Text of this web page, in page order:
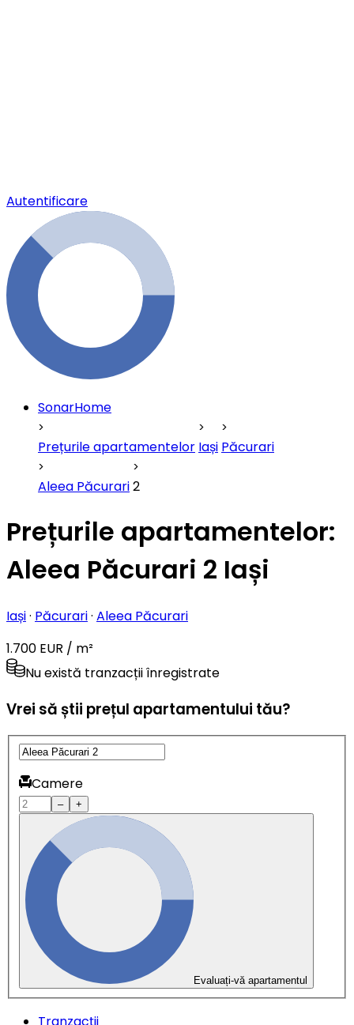
Autentificare
SonarHome
Prețurile apartamentelor Iași Păcurari
Aleea Păcurari2
Prețurile apartamentelor:
Aleea Păcurari 2 Iași
Iași· Păcurari· Aleea Păcurari
1.700 EUR / m²
Nu există tranzacții înregistrate
Vrei să știi prețul apartamentului tău?
Camere
– +
Evaluați-vă apartamentul